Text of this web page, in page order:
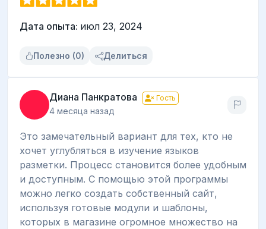
Дата опыта: июл 23, 2024
Полезно (0) Делиться
Диана Панкратова Гость
4 месяца назад
Это замечательный вариант для тех, кто не
хочет углубляться в изучение языков
разметки. Процесс становится более удобным
и доступным. С помощью этой программы
можно легко создать собственный сайт,
используя готовые модули и шаблоны,
которых в магазине огромное множество на